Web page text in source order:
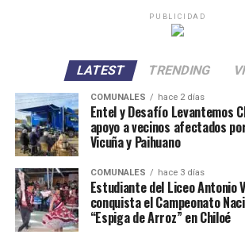
PUBLICIDAD
LATEST TRENDING
COMUNALES hace 2 días
Entel y Desafío Levantemos
apoyo a vecinos afectados
Vicuña y Paihuano
COMUNALES hace 3 días
Estudiante del Liceo Antonio
conquista el Campeonato
“Espiga de Arroz” en Chiloé